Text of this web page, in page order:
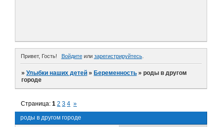
Привет, Гость! Войдитеили зарегистрируйтесь.
»Улыбки наших детей » Беременность »роды в другом
городе
роды в другом городе
Страница:1 2 3 4 »